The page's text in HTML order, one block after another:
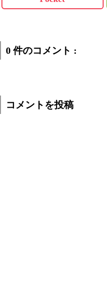
0 件のコメント :
コメントを投稿